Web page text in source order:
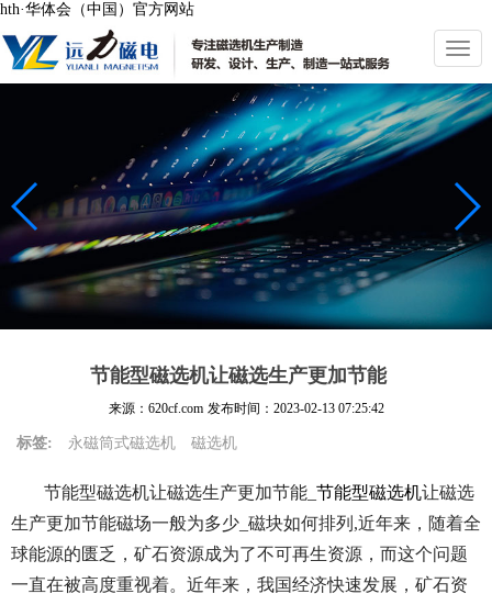
hth·华体会（中国）官方网站
切
换
导
航
节能型磁选机让磁选生产更加节能
来源：620cf.com 发布时间： 2023-02-13 07:25:42
标签: 永磁筒式磁选机 磁选机
节能型磁选机让磁选生产更加节能_ 节能型磁选机让磁选
生产更加节能磁场一般为多少_磁块如何排列,近年来，随着全
球能源的匮乏，矿石资源成为了不可再生资源，而这个问题
一直在被高度重视着。近年来，我国经济快速发展，矿石资